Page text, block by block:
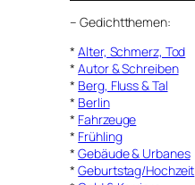
–Gedichtthemen:
*Alter, Schmerz, Tod
*Autor & Schreiben
* Berg, Fluss & Tal
* Berlin
* Fahrzeuge
* Frühling
*Gebäude & Urbanes
*Geburtstag/Hochzeit